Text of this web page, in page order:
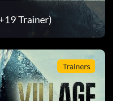
Trainer)
Trainers